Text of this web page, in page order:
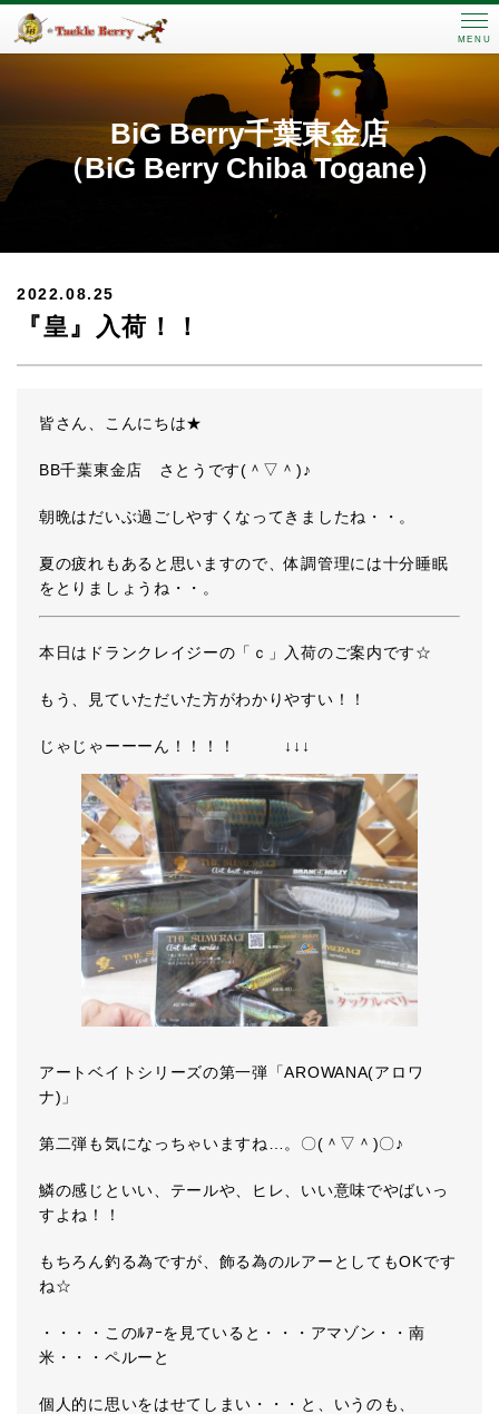
MENU
BiG Berry千葉東金店
（BiG Berry Chiba Togane）
2022.08.25
『皇』入荷！！
皆さん、こんにちは★
BB千葉東金店 さとうです(＾▽＾)♪
朝晩はだいぶ過ごしやすくなってきましたね・・。
夏の疲れもあると思いますので、体調管理には十分睡眠
をとりましょうね・・。
本日はドランクレイジーの「ｃ」入荷のご案内です☆
もう、見ていただいた方がわかりやすい！！
じゃじゃーーーん！！！！ ↓↓↓
アートベイトシリーズの第一弾「AROWANA(アロワ
ナ)」
第二弾も気になっちゃいますね…。〇(＾▽＾)〇♪
鱗の感じといい、テールや、ヒレ、いい意味でやばいっ
すよね！！
もちろん釣る為ですが、飾る為のルアーとしてもOKです
ね☆
・・・・このﾙｱｰを見ていると・・・アマゾン・・南
米・・・ペルーと
個人的に思いをはせてしまい・・・と、いうのも、